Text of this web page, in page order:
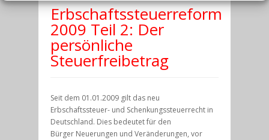
Erbschaftssteuerreform
2009 Teil 2: Der
persönliche
Steuerfreibetrag
Seit dem 01.01.2009 gilt das neu
Erbschaftssteuer- und Schenkungssteuerrecht in
Deutschland. Dies bedeutet für den
Bürger Neuerungen und Veränderungen, vor